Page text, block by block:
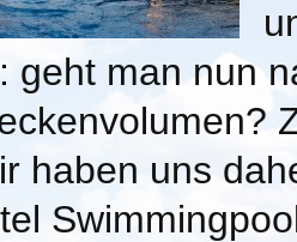
geht man nun
haben uns